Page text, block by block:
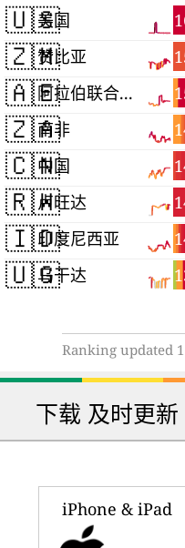
🇺🇸
美国
🇿🇲赞比亚
🇦🇪 阿拉伯联合酋长国
🇿🇦
南非
🇨🇳
中国
🇷🇼卢旺达
🇮🇩印度尼西亚
🇺🇬乌干达
Ranking updated
下载 及时更
iPhone & iPad